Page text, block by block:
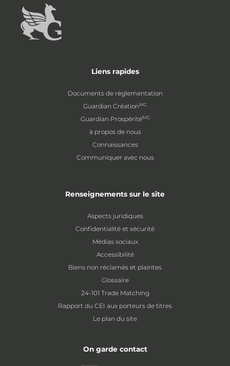
Liens rapides
Documents de réglementation
Guardian CréationMC
Guardian ProspéritéMC
à propos de nous
Connaissances
Communiquer avec nous
Renseignements sur le site
Aspects juridiques
Confidentialité et sécurité
Médias sociaux
Accessibilité
Biens non réclamés et plaintes
Glossaire
24-101 Trade Matching
Rapport du CEI aux porteurs de titres
Le plan du site
On garde contact